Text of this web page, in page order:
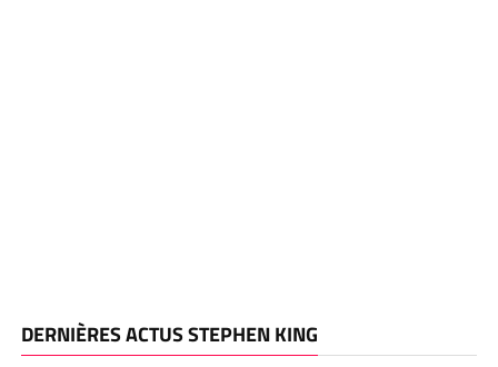
DERNIÈRES ACTUS STEPHEN KING